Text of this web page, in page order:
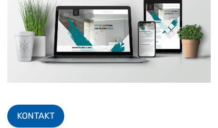
KONTAKT